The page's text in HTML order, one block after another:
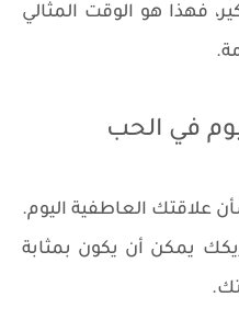
فهذا هو الوقت المثالي
في الحب
علاقتك العاطفية اليوم.
يمكن أن يكون بمثابة